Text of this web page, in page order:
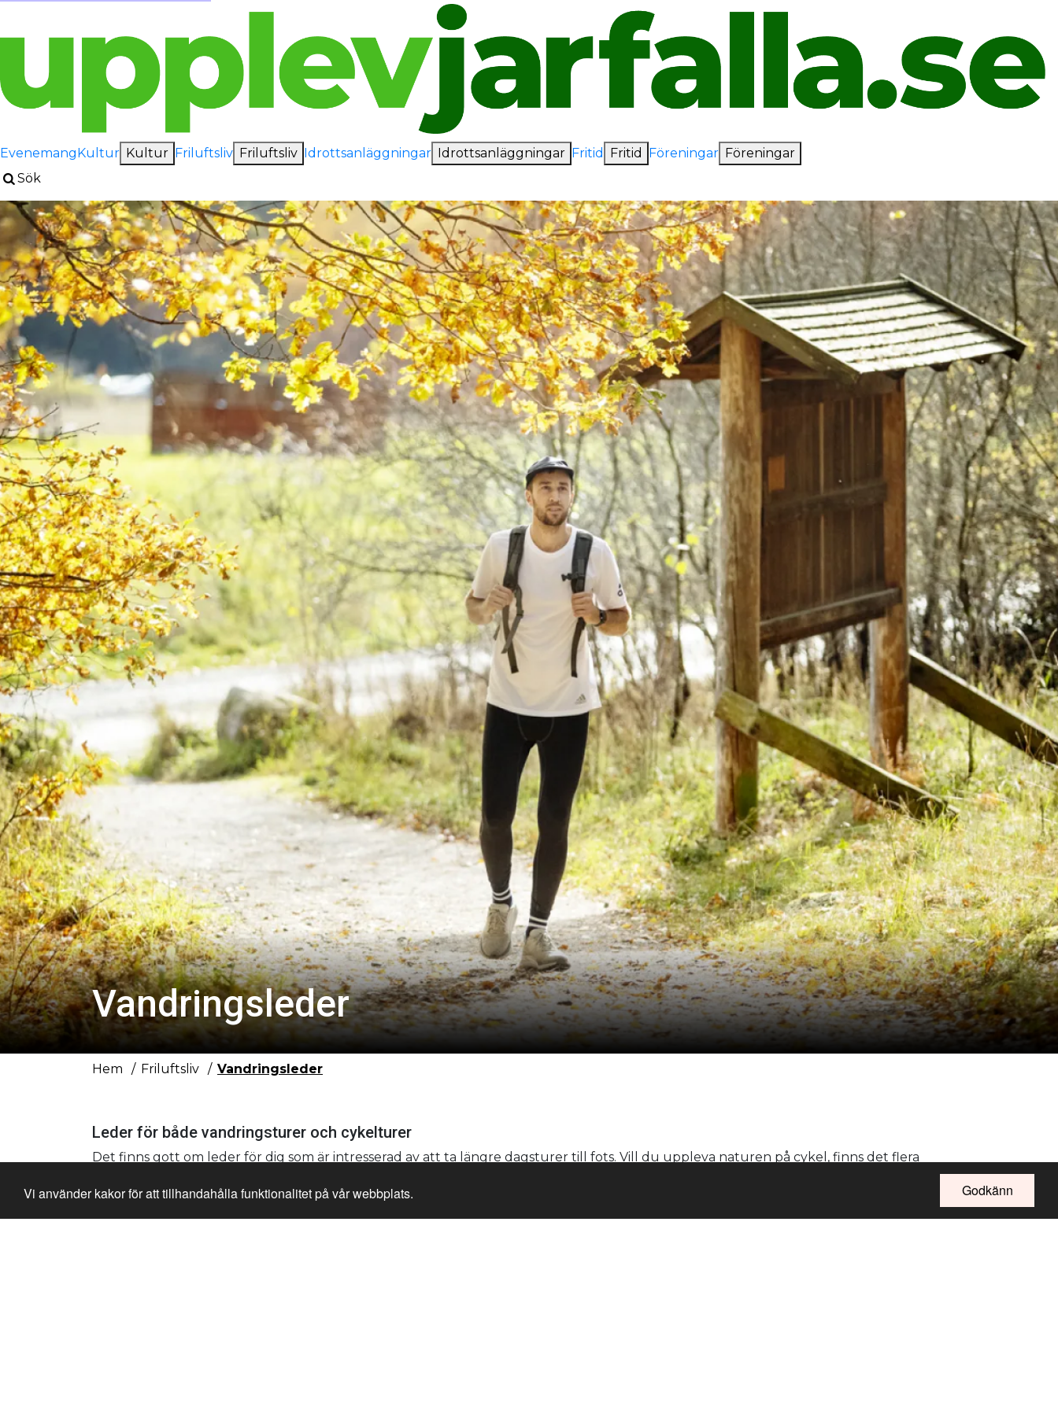
Godkänn
Vi använder kakor för att tillhandahålla funktionalitet på vår webbplats.
EvenemangKultur Kultur Friluftsliv Friluftsliv Idrottsanläggningar Idrottsanläggningar Fritid Fritid Föreningar Föreningar
Sök
Vandringsleder
Hem Friluftsliv Vandringsleder
Leder för både vandringsturer och cykelturer
Det finns gott om leder för dig som är intresserad av att ta längre dagsturer till fots. Vill du uppleva naturen på cykel, finns det flera